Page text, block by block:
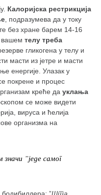
Калоријска рестрикција
, подразумева да у току
без хране барем 14-16
вашем телу треба
гликогена у телу и
масти из јетре и масти
енергије. Улазак у
покрене и процес
креће да уклања
се може видети
вируса и ћелија
организма на
значи ”једе самог
”Шта